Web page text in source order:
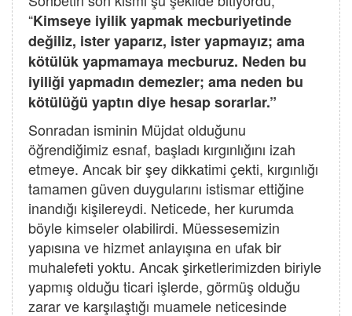
“Kimseye iyilik yapmak mecburiyetinde
değiliz, ister yaparız, ister yapmayız; ama
kötülük yapmamaya mecburuz. Neden bu
iyiliği yapmadın demezler; ama neden bu
kötülüğü yaptın diye hesap sorarlar.”
Sonradan isminin Müjdat olduğunu
öğrendiğimiz esnaf, başladı kırgınlığını izah
etmeye. Ancak bir şey dikkatimi çekti, kırgınlığı
tamamen güven duygularını istismar ettiğine
inandığı kişilereydi. Neticede, her kurumda
böyle kimseler olabilirdi. Müessesemizin
yapısına ve hizmet anlayışına en ufak bir
muhalefeti yoktu. Ancak şirketlerimizden biriyle
yapmış olduğu ticari işlerde, görmüş olduğu
zarar ve karşılaştığı muamele neticesinde